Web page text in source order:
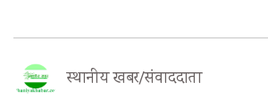
स्थानीय खबर/संवाददाता